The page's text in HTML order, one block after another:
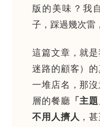
版的美味？我
子，踩過幾次雷
這篇文章，就
迷路的顧客）
一堆店名，那
層的餐廳 「主
不用人擠人 ，